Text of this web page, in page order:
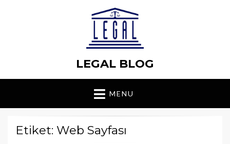
LEGAL BLOG
MENU
Etiket: Web Sayfası